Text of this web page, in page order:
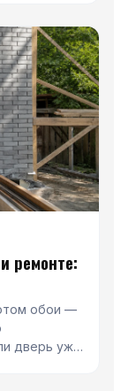
ремонте:
обои —
дверь уже